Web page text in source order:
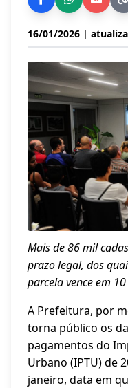
16/01/2026 |
Mais de 86 mil
prazo legal, dos
parcela vence em
A Prefeitura, por
torna público os
pagamentos do
Urbano (IPTU) de
janeiro, data em